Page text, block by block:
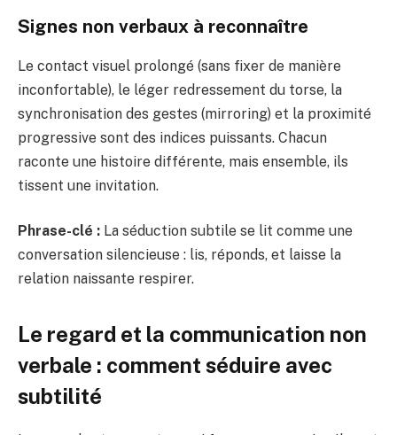
Signes non verbaux à reconnaître
Le contact visuel prolongé (sans fixer de manière
inconfortable), le léger redressement du torse, la
synchronisation des gestes (mirroring) et la proximité
progressive sont des indices puissants. Chacun
raconte une histoire différente, mais ensemble, ils
tissent une invitation.
Phrase-clé : La séduction subtile se lit comme une
conversation silencieuse : lis, réponds, et laisse la
relation naissante respirer.
Le regard et la communication non
verbale : comment séduire avec
subtilité